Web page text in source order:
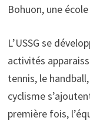
Bohuon, une
L’USSG se
activités
tennis, le
cyclisme
première fois,